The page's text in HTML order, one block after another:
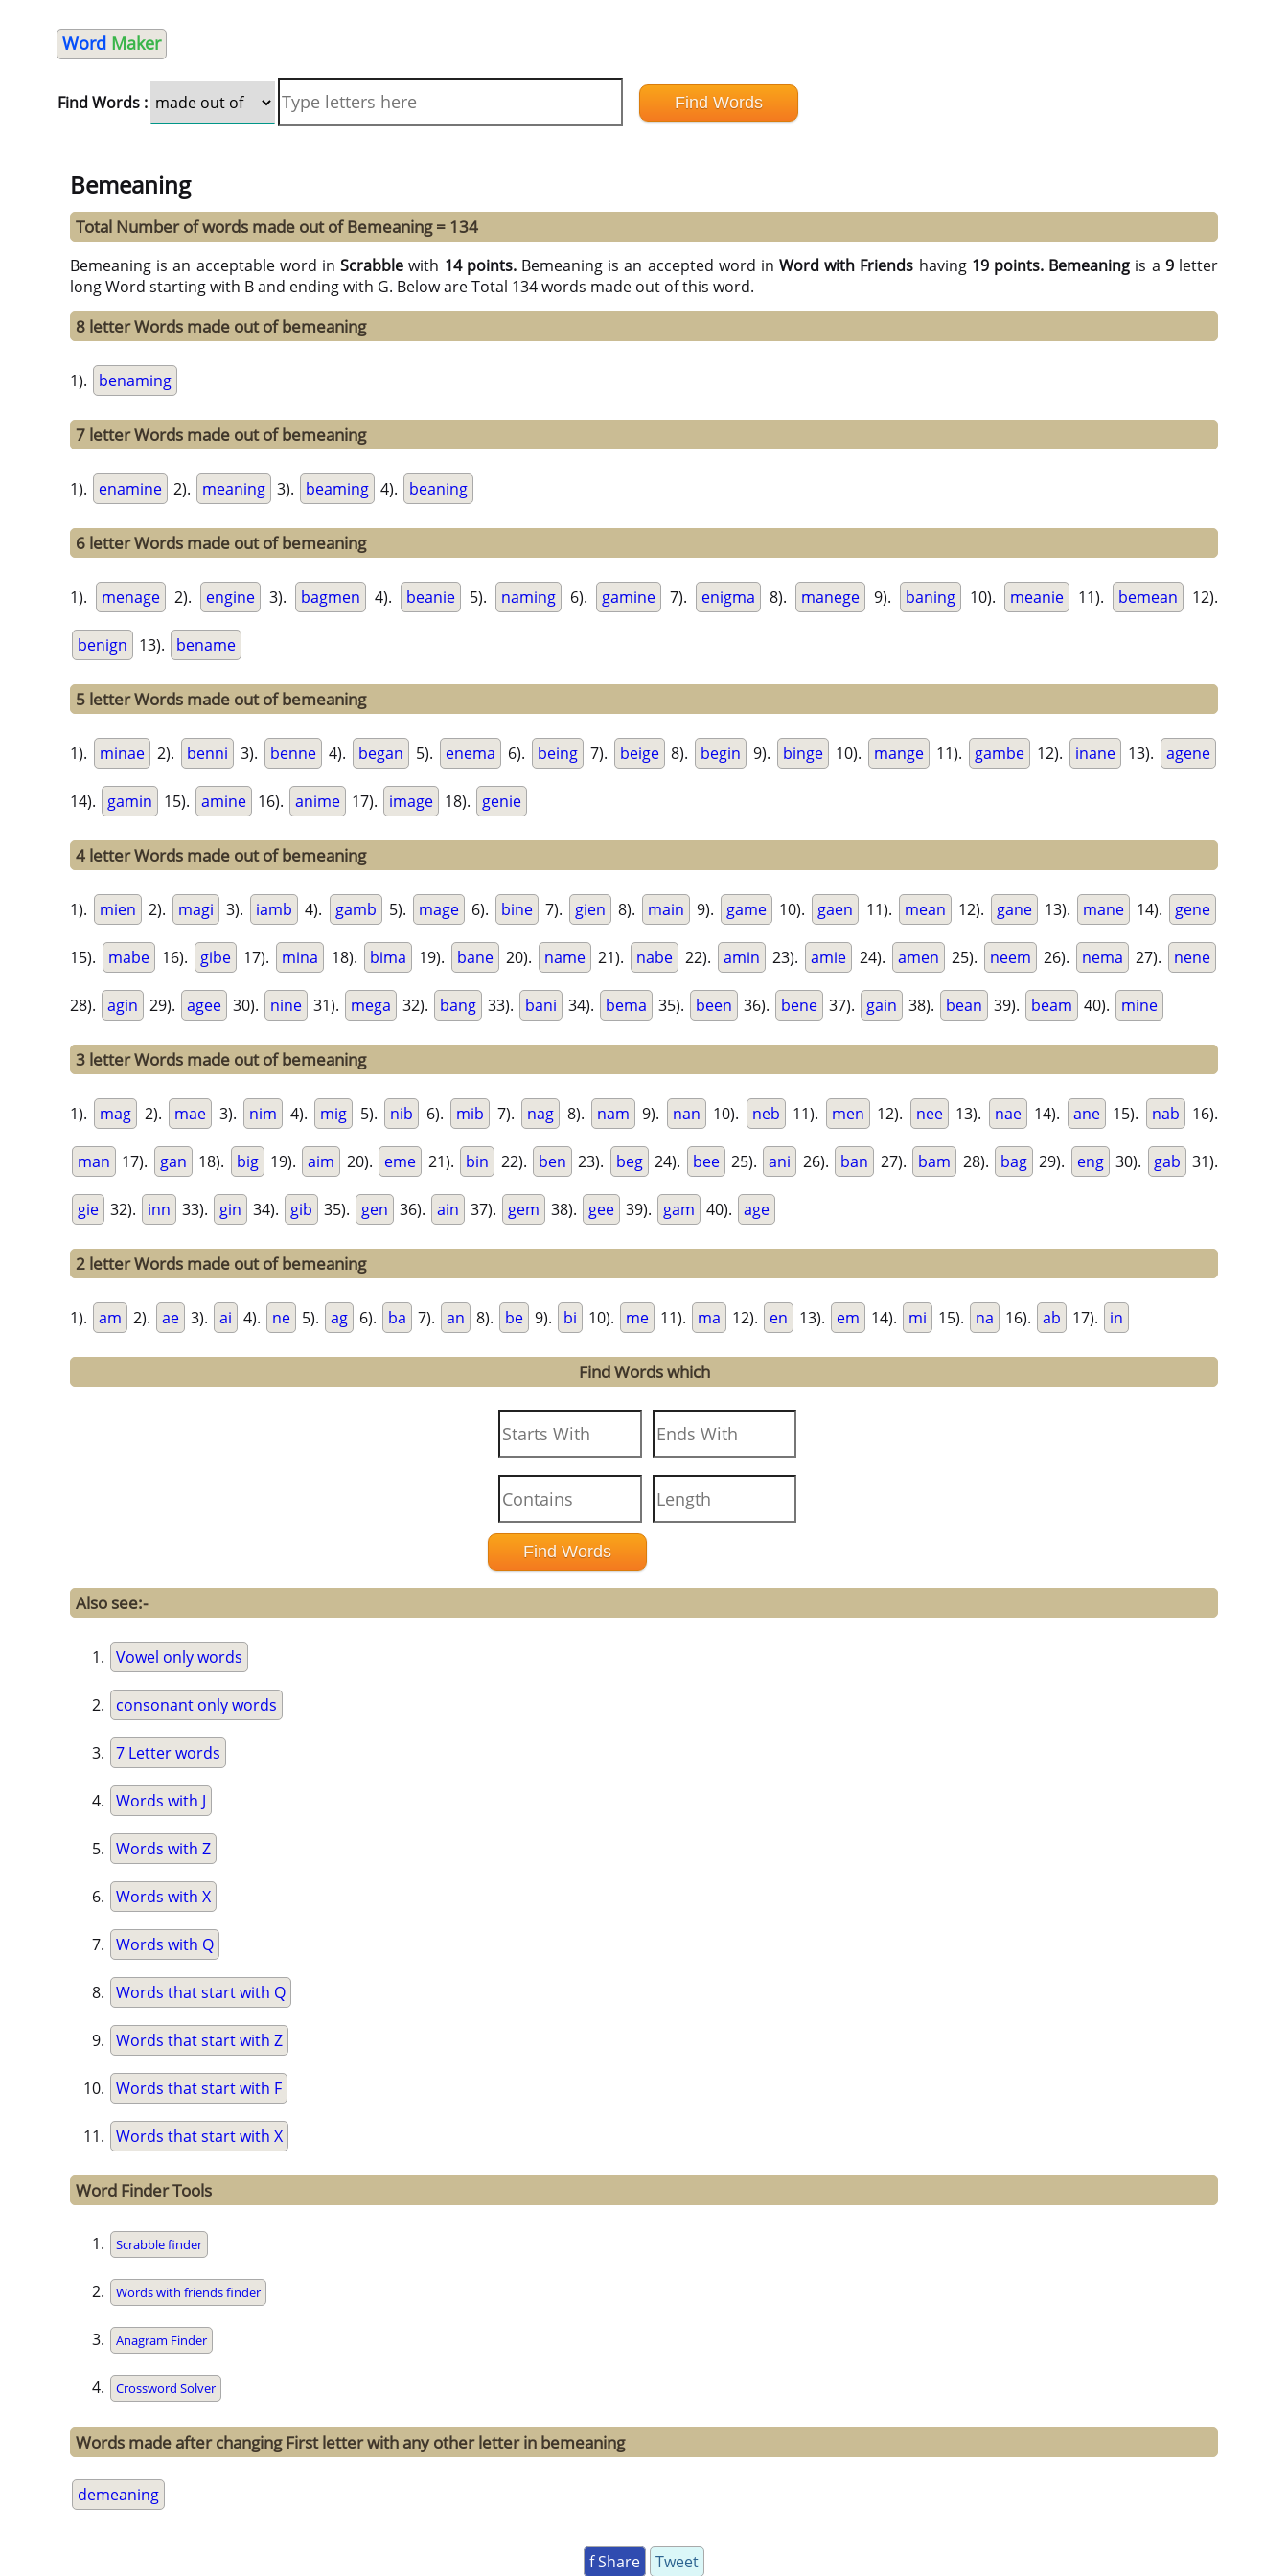
Word Maker
Find Words :
Bemeaning
Total Number of words made out of Bemeaning = 134
Bemeaning is an acceptable word inScrabble with 14 points. Bemeaning is an accepted word inWord with Friends having 19 points. Bemeaning is a 9letter
long Word starting with B and ending with G. Below are Total 134 words made out of this word.
8 letter Words made out of bemeaning
1). benaming
7 letter Words made out of bemeaning
1). enamine 2). meaning 3). beaming 4). beaning
6 letter Words made out of bemeaning
1). menage 2). engine 3). bagmen 4). beanie 5). naming 6). gamine 7). enigma 8). manege 9). baning 10). meanie 11). bemean 12).
benign 13). bename
5 letter Words made out of bemeaning
1). minae 2). benni 3). benne 4). began 5). enema 6). being 7). beige 8). begin 9). binge 10). mange 11). gambe 12). inane 13). agene
14). gamin 15). amine 16). anime 17). image 18). genie
4 letter Words made out of bemeaning
1). mien 2). magi 3). iamb 4). gamb 5). mage 6). bine 7). gien 8). main 9). game 10). gaen 11). mean 12). gane 13). mane 14). gene
15). mabe 16). gibe 17). mina 18). bima 19). bane 20). name 21). nabe 22). amin 23). amie 24). amen 25). neem 26). nema 27). nene
28). agin 29). agee 30). nine 31). mega 32). bang 33). bani 34). bema 35). been 36). bene 37). gain 38). bean 39). beam 40). mine
3 letter Words made out of bemeaning
1). mag 2). mae 3). nim 4). mig 5). nib 6). mib 7). nag 8). nam 9). nan 10). neb 11). men 12). nee 13). nae 14). ane 15). nab 16).
man 17). gan 18). big 19). aim 20). eme 21). bin 22). ben 23). beg 24). bee 25). ani 26). ban 27). bam 28). bag 29). eng 30). gab 31).
gie 32). inn 33). gin 34). gib 35). gen 36). ain 37). gem 38). gee 39). gam 40). age
2 letter Words made out of bemeaning
1). am 2). ae 3). ai 4). ne 5). ag 6). ba 7). an 8). be 9). bi 10). me 11). ma 12). en 13). em 14). mi 15). na 16). ab 17). in
Find Words which
Also see:-
Vowel only words
consonant only words
7 Letter words
Words with J
Words with Z
Words with X
Words with Q
Words that start with Q
Words that start with Z
Words that start with F
Words that start with X
Word Finder Tools
Scrabble finder
Words with friends finder
Anagram Finder
Crossword Solver
Words made after changing First letter with any other letter in bemeaning
demeaning
f Share Tweet